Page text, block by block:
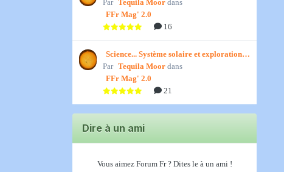
») par Jedino
Par Tequila Moor dans
FFr Mag' 2.0
16
Science... Système solaire et exploration
spatiale, par Jedino
Par Tequila Moor dans
FFr Mag' 2.0
21
Dire à un ami
Vous aimez Forum Fr ? Dites le à un ami !